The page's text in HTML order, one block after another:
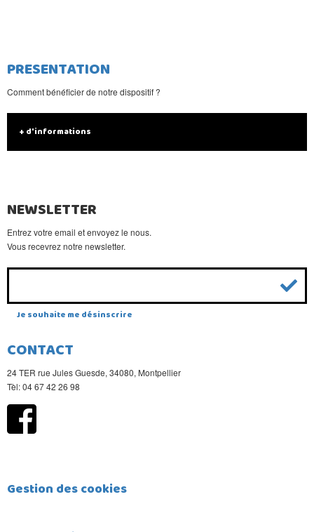
PRESENTATION
Comment bénéficier de notre dispositif ?
+ d'informations
NEWSLETTER
Entrez votre email et envoyez le nous.
Vous recevrez notre newsletter.
Je souhaite me désinscrire
CONTACT
24 TER rue Jules Guesde, 34080, Montpellier
Tèl: 04 67 42 26 98
Gestion des cookies